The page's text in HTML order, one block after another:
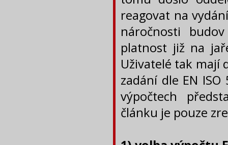
reagovat na
náročnosti
platnost již na
Uživatelé tak mají
zadání dle EN
výpočtech
článku je pouze